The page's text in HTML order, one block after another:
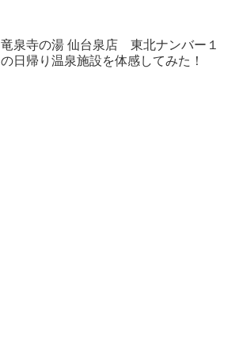
竜泉寺の湯 仙台泉店 東北ナンバー１
の日帰り温泉施設を体感してみた！